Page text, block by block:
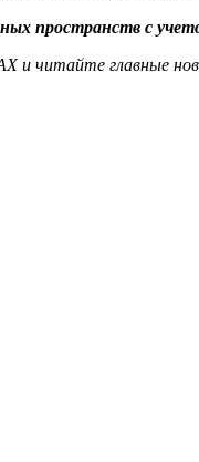
пространств с
и читайте главные